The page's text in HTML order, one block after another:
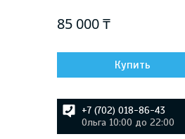
85 000 ₸
Купить
+7 (702) 018-86-43
Ольга 10:00 до 22:00